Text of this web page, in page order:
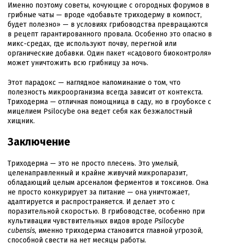
Именно поэтому советы, кочующие с огородных форумов в
грибные чаты — вроде «добавьте триходерму в компост,
будет полезно» — в условиях грибоводства превращаются
в рецепт гарантированного провала. Особенно это опасно в
микс-средах, где используют почву, перегной или
органические добавки. Один пакет «садового биоконтроля»
может уничтожить всю грибницу за ночь.
Этот парадокс — наглядное напоминание о том, что
полезность микроорганизма всегда зависит от контекста.
Триходерма — отличная помощница в саду, но в гроубоксе с
мицелием Psilocybe она ведет себя как безжалостный
хищник.
Заключение
Триходерма — это не просто плесень. Это умелый,
целенаправленный и крайне живучий микропаразит,
обладающий целым арсеналом ферментов и токсинов. Она
не просто конкурирует за питание — она уничтожает,
адаптируется и распространяется. И делает это с
поразительной скоростью. В грибоводстве, особенно при
культивации чувствительных видов вроде Psilocybe
cubensis, именно триходерма становится главной угрозой,
способной свести на нет месяцы работы.